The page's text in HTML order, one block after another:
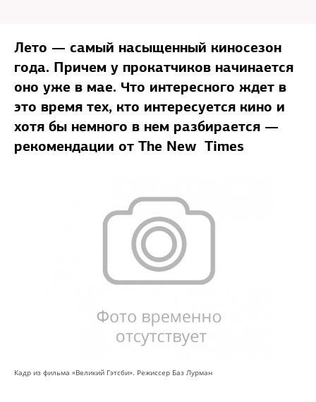
Лето — самый насыщенный киносезон
года. Причем у прокатчиков начинается
оно уже в мае. Что интересного ждет в
это время тех, кто интересуется кино и
хотя бы немного в нем разбирается —
рекомендации от The New Times
Кадр из фильма «Великий Гэтсби». Режиссер Баз Лурман